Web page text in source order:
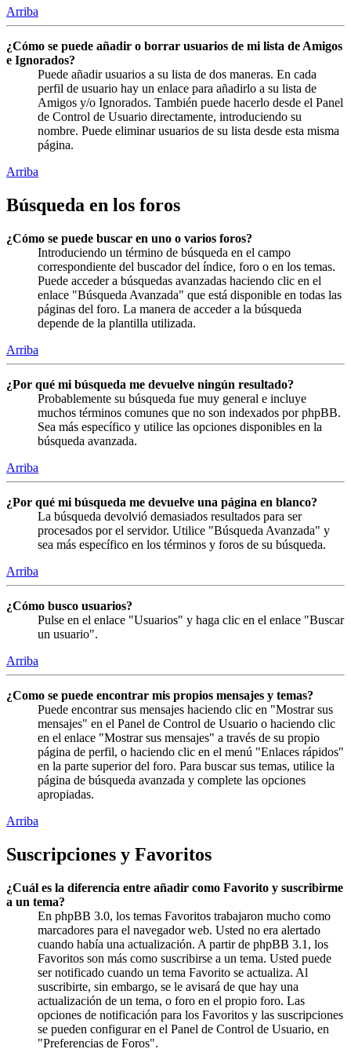
Arriba
¿Cómo se puede añadir o borrar usuarios de mi lista de Amigos
e Ignorados?
Puede añadir usuarios a su lista de dos maneras. En cada
perfil de usuario hay un enlace para añadirlo a su lista de
Amigos y/o Ignorados. También puede hacerlo desde el Panel
de Control de Usuario directamente, introduciendo su
nombre. Puede eliminar usuarios de su lista desde esta misma
página.
Arriba
Búsqueda en los foros
¿Cómo se puede buscar en uno o varios foros?
Introduciendo un término de búsqueda en el campo
correspondiente del buscador del índice, foro o en los temas.
Puede acceder a búsquedas avanzadas haciendo clic en el
enlace "Búsqueda Avanzada" que está disponible en todas las
páginas del foro. La manera de acceder a la búsqueda
depende de la plantilla utilizada.
Arriba
¿Por qué mi búsqueda me devuelve ningún resultado?
Probablemente su búsqueda fue muy general e incluye
muchos términos comunes que no son indexados por phpBB.
Sea más específico y utilice las opciones disponibles en la
búsqueda avanzada.
Arriba
¿Por qué mi búsqueda me devuelve una página en blanco?
La búsqueda devolvió demasiados resultados para ser
procesados por el servidor. Utilice "Búsqueda Avanzada" y
sea más específico en los términos y foros de su búsqueda.
Arriba
¿Cómo busco usuarios?
Pulse en el enlace "Usuarios" y haga clic en el enlace "Buscar
un usuario".
Arriba
¿Como se puede encontrar mis propios mensajes y temas?
Puede encontrar sus mensajes haciendo clic en "Mostrar sus
mensajes" en el Panel de Control de Usuario o haciendo clic
en el enlace "Mostrar sus mensajes" a través de su propio
página de perfil, o haciendo clic en el menú "Enlaces rápidos"
en la parte superior del foro. Para buscar sus temas, utilice la
página de búsqueda avanzada y complete las opciones
apropiadas.
Arriba
Suscripciones y Favoritos
¿Cuál es la diferencia entre añadir como Favorito y suscribirme
a un tema?
En phpBB 3.0, los temas Favoritos trabajaron mucho como
marcadores para el navegador web. Usted no era alertado
cuando había una actualización. A partir de phpBB 3.1, los
Favoritos son más como suscribirse a un tema. Usted puede
ser notificado cuando un tema Favorito se actualiza. Al
suscribirte, sin embargo, se le avisará de que hay una
actualización de un tema, o foro en el propio foro. Las
opciones de notificación para los Favoritos y las suscripciones
se pueden configurar en el Panel de Control de Usuario, en
"Preferencias de Foros".